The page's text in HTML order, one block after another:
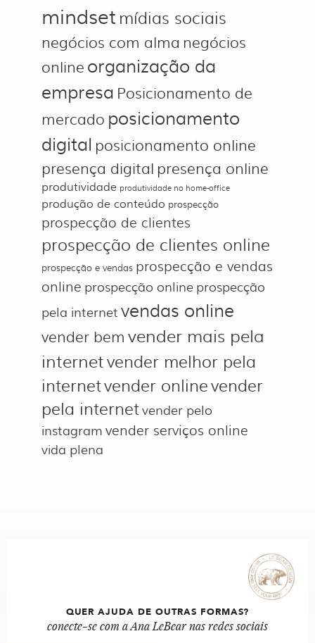
mindset mídias sociais
negócios com alma negócios
onlineorganização da
empresa Posicionamento de
mercado posicionamento
digital posicionamento online
presença digitalpresença online
produtividade produtividade no home-office
produção de conteúdo prospecção
prospecção de clientes
prospecção de clientes online
prospecção e vendas prospecção e vendas
online prospecção online prospecção
pela internet vendas online
vender bemvender mais pela
internetvender melhor pela
internetvender onlinevender
pela internetvender pelo
instagram vender serviços online
vida plena
QUER AJUDA DE OUTRAS FORMAS?
conecte-se com a Ana LeBear nas redes sociais